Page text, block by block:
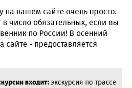
на нашем сайте очень просто.
в число обязательных, если вы
по России! В осенний
сайте - предоставляется
входит: экскурсия по трассе